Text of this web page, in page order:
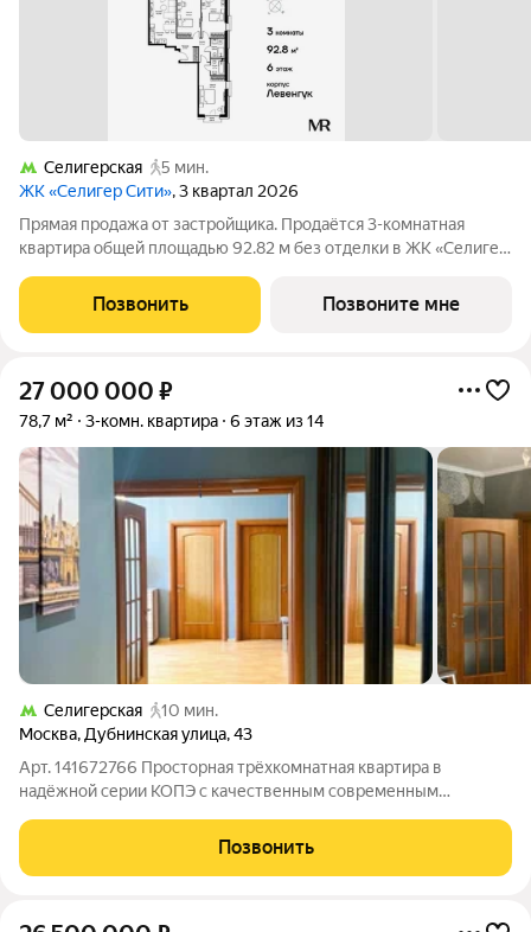
Селигерская
5 мин.
ЖК «Селигер Сити», 3 квартал 2026
Прямая продажа от застройщика. Продаётся 3-комнатная
квартира общей площадью 92.82 м без отделки в ЖК «Селигер
Селигер Сити это уютное пространство, где предусмотрена
застройка разной этажности,
Позвонить Позвоните мне
27 000 000 ₽
78,7 м² 3-комн. квартира 6 этаж из 14
Селигерская
10 мин.
Москва, Дубнинская улица,43
Арт. 141672766 Просторная трёхкомнатная квартира в
надёжной серии КОПЭ с качественным современным
покупателю Продуманная планировка Кухня 10,4 м позволяет
разместить полноценную обеденную
Позвонить